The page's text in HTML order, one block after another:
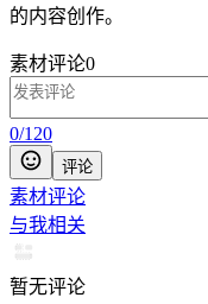
的内容创作。
素材评论0
0/120
评论
素材评论
与我相关
暂无评论